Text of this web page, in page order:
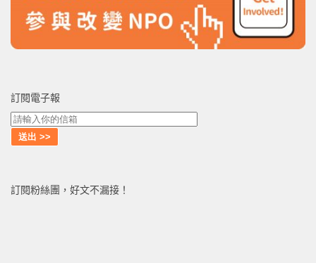
訂閱電子報
訂閱粉絲團，好文不漏接！